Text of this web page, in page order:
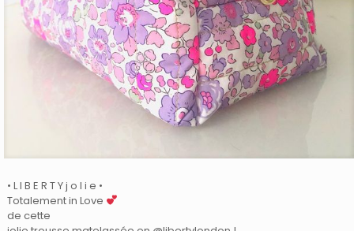
• L I B E R T Y j o l i e •
Totalement in Love
de cette